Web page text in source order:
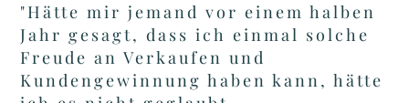
"Hätte mir jemand vor einem halben
Jahr gesagt, dass ich einmal solche
Freude an Verkaufen und
Kundengewinnung haben kann, hätte